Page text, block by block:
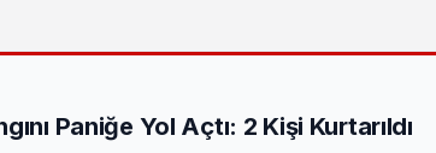
Paniğe Yol Açtı: 2 Kişi Kurtarıldı